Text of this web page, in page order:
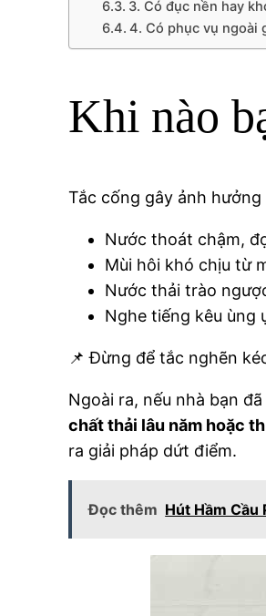
3. Có đục nền hay
4. Có phục vụ ngoài
Khi nào
Tắc cống gây ảnh
Nước thoát chậm,
Mùi hôi khó chịu từ
Nước thải trào
Nghe tiếng kêu
📌 Đừng để tắc nghẽn
Ngoài ra, nếu nhà bạn
chất thải lâu năm hoặc
ra giải pháp dứt điểm.
Đọc thêm Hút Hầm Cầu